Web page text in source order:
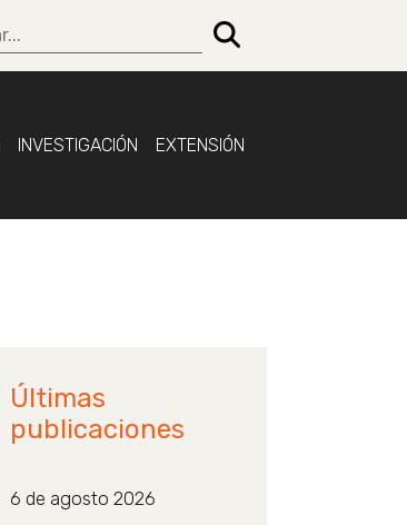
INVESTIGACIÓN EXTENSIÓN
Últimas
publicaciones
6 de agosto 2026